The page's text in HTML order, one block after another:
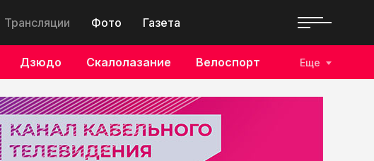
Трансляции Фото Газета
Дзюдо Скалолазание Велоспорт Еще